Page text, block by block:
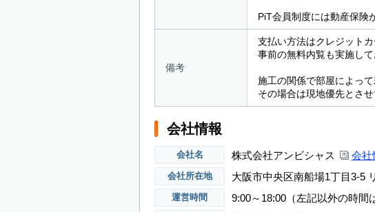
PiT会員制度には動産保険
備考
支払い方法はクレジット
事前の無料内覧も実施し
施工の関係で部屋によっ
その場合は現地優先とさ
会社情報
会社名 株式会社アンビシャス 会社
会社所在地 大阪市中央区南船場1丁目3-5
運営時間 9:00～18:00（左記以外の時間